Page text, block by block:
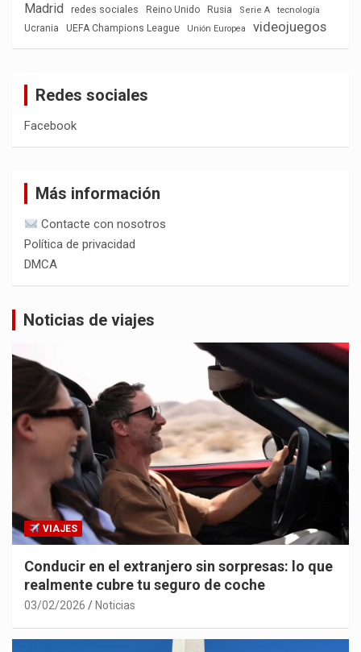
Madrid
redes sociales Reino Unido Rusia Serie A
tecnología
Ucrania
UEFA Champions League Unión Europea videojuegos
Redes sociales
Facebook
Más información
Contacte con nosotros
Política de privacidad
DMCA
Noticias de viajes
VIAJES
Conducir en el extranjero sin sorpresas: lo que
realmente cubre tu seguro de coche
03/02/2026 Noticias